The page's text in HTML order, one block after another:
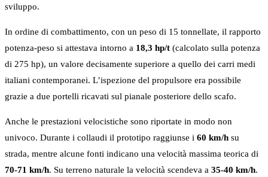
sviluppo.
In ordine di combattimento, con un peso di 15 tonnellate, il rapporto
potenza-peso si attestava intorno a 18,3 hp/t (calcolato sulla potenza
di 275 hp), un valore decisamente superiore a quello dei carri medi
italiani contemporanei. L’ispezione del propulsore era possibile
grazie a due portelli ricavati sul pianale posteriore dello scafo.
Anche le prestazioni velocistiche sono riportate in modo non
univoco. Durante i collaudi il prototipo raggiunse i 60 km/h su
strada, mentre alcune fonti indicano una velocità massima teorica di
70-71 km/h. Su terreno naturale la velocità scendeva a 35-40 km/h.